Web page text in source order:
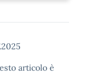
articolo è